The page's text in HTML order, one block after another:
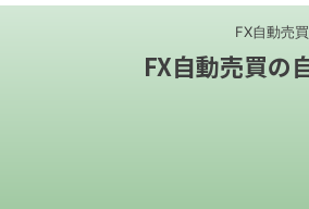
FX自動売
FX自動売買の